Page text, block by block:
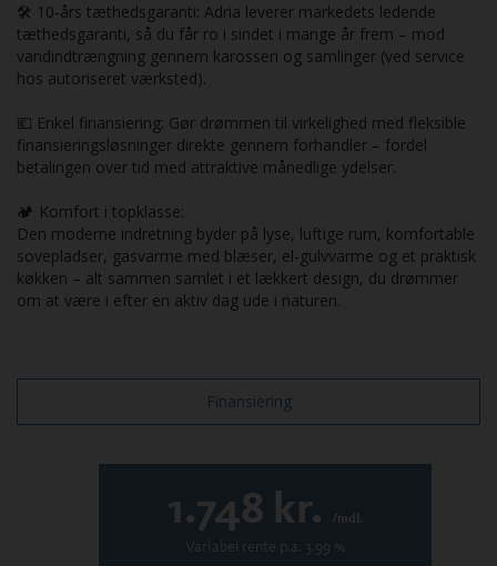
🛠️ 10‑års tæthedsgaranti: Adria leverer markedets ledende
tæthedsgaranti, så du får ro i sindet i mange år frem – mod
vandindtrængning gennem karosseri og samlinger (ved service
hos autoriseret værksted).
💶 Enkel finansiering: Gør drømmen til virkelighed med fleksible
finansieringsløsninger direkte gennem forhandler – fordel
betalingen over tid med attraktive månedlige ydelser.
🏕️ Komfort i topklasse:
Den moderne indretning byder på lyse, luftige rum, komfortable
sovepladser, gasvarme med blæser, el‑gulvvarme og et praktisk
køkken – alt sammen samlet i et lækkert design, du drømmer
om at være i efter en aktiv dag ude i naturen.
Finansiering
1.748 kr. /mdl.
Variabel rente p.a. 3.99 %